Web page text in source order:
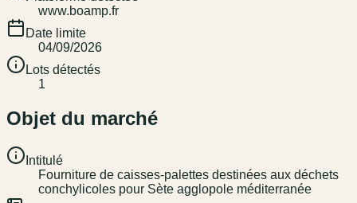
www.boamp.fr
Date limite
04/09/2026
Lots détectés
1
Objet du marché
Intitulé
Fourniture de caisses-palettes destinées aux déchets
conchylicoles pour Sète agglopole méditerranée